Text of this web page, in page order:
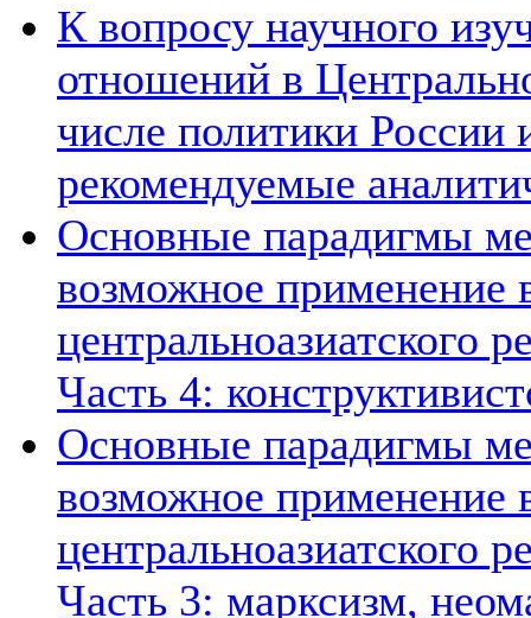
К вопросу научного
отношений в
числе политики России
рекомендуемые
Основные парадигмы
возможное применение
центральноазиатского
Часть 4:
Основные парадигмы
возможное применение
центральноазиатского
Часть 3: марксизм,